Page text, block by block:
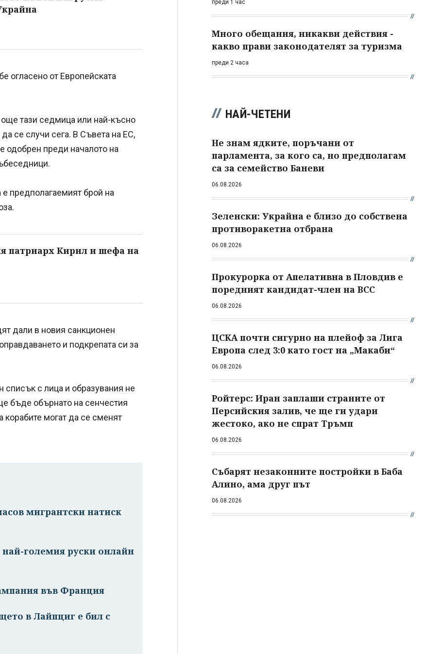
огласено от Европейската
тази седмица или най-късно
се случи сега. В Съвета на ЕС,
одобрен преди началото на
предполагаемият брой на
патриарх Кирил и шефа на
дали в новия санкционен
и подкрепата си за
списък с лица и образувания не
бъде обърнато на сенчестия
корабите могат да се сменят
мигрантски натиск
големия руски онлайн
във Франция
в Лайпциг е бил с
преди 1 час
Много обещания, никакви действия -
какво прави законодателят за туризма
преди 2 часа
НАЙ-ЧЕТЕНИ
Не знам ядките, поръчани от
парламента, за кого са, но предполагам
са за семейство Баневи
06.08.2026
Зеленски: Украйна е близо до собствена
противоракетна отбрана
06.08.2026
Прокурорка от Апелативна в Пловдив е
поредният кандидат-член на ВСС
06.08.2026
ЦСКА почти сигурно на плейоф за Лига
Европа след 3:0 като гост на „Макаби“
06.08.2026
Ройтерс: Иран заплаши страните от
Персийския залив, че ще ги удари
жестоко, ако не спрат Тръмп
06.08.2026
Събарят незаконните постройки в Баба
Алино, ама друг път
06.08.2026